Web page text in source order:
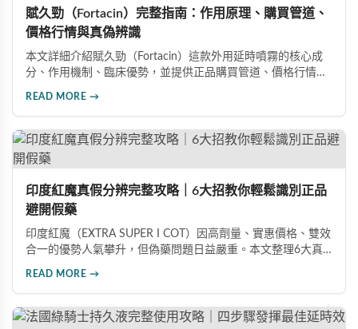
賦久勁（Fortacin）完整指南：作用原理、購買管道、
價格行情與真偽辨識
本文詳細介紹賦久勁（Fortacin）這款外用延時噴霧的核心成
分、作用機制、臨床優勢，並提供正品購買管道、價格行情比
READ MORE →
印度紅魔真假分辨完整攻略｜6大招教你輕鬆識別正品
避開假藥
印度紅魔（EXTRA SUPER I COT）因高劑量、實惠價格、雙效
合一的優勢人氣攀升，但偽藥問題日益嚴重。本文整理6大真
READ MORE →